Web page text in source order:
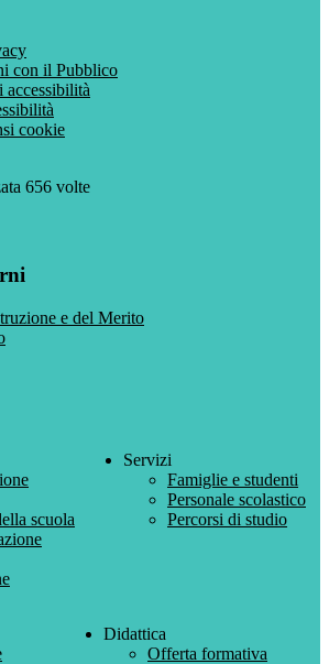
con il Pubblico
cookie
656 volte
e del Merito
scuola
Servizi
Famiglie e studenti
Personale scolastico
Percorsi di studio
Didattica
Offerta formativa